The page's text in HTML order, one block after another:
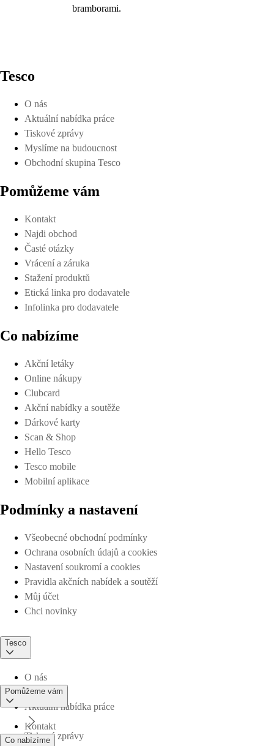
bramborami.
Tesco
O nás
Aktuální nabídka práce
Tiskové zprávy
Myslíme na budoucnost
Obchodní skupina Tesco
Pomůžeme vám
Kontakt
Najdi obchod
Časté otázky
Vrácení a záruka
Stažení produktů
Etická linka pro dodavatele
Infolinka pro dodavatele
Co nabízíme
Akční letáky
Online nákupy
Clubcard
Akční nabídky a soutěže
Dárkové karty
Scan & Shop
Hello Tesco
Tesco mobile
Mobilní aplikace
Podmínky a nastavení
Všeobecné obchodní podmínky
Ochrana osobních údajů a cookies
Nastavení soukromí a cookies
Pravidla akčních nabídek a soutěží
Můj účet
Chci novinky
Tesco
O nás
Aktuální nabídka práce
Tiskové zprávy
Pomůžeme vám
Kontakt
Co nabízíme